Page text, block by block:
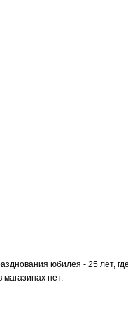
юбилея - 25 лет,
нет.